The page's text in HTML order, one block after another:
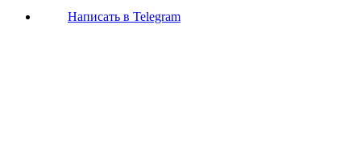
Написать в Telegram